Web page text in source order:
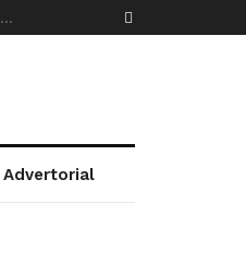
Advertorial